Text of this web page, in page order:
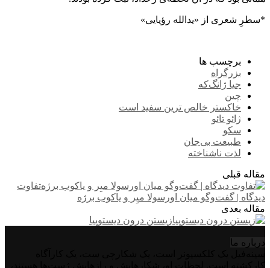
*سطرِ شعری از «یدالله رؤیایی»
برچسب ها
بزرگراه
جیا ژانگ‌که
چین
خاکستر خالص ترین سفید است
ژائو تائو
سکو
طبیعت بی‌جان
لذت ناشناخته
مقاله قبلی
تفاوت
دیدگاه | گفت‌وگو میان اورسولا میِر و یاکوب برژه
مقاله بعدی
زیستن درون دیستوپیا
درباره‌ ما